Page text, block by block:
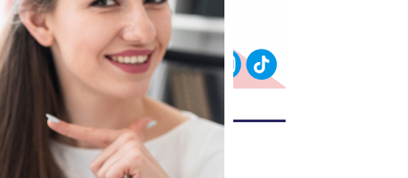
ULTIMI ARTICOLI
CULTURA ED EVENTI